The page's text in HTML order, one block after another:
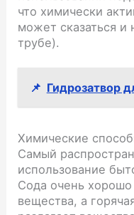
что химически
может сказаться и
трубе).
📌 Гидрозатвор
Химические
Самый
использование
Сода очень хорошо
вещества, а